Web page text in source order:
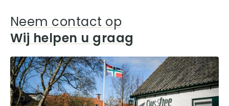
Neem contact op
Wij helpen u graag